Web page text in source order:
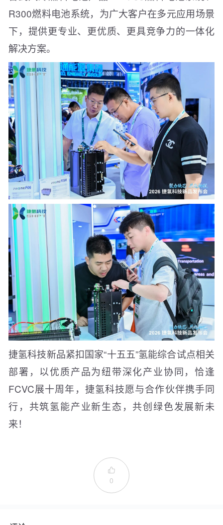
R300燃料电池系统，为广大客户在多元应用场景
下，提供更专业、更优质、更具竞争力的一体化
解决方案。
捷氢科技新品紧扣国家“十五五”氢能综合试点相关
部署，以优质产品为纽带深化产业协同，恰逢
FCVC展十周年，捷氢科技愿与合作伙伴携手同
行，共筑氢能产业新生态，共创绿色发展新未
来！

0